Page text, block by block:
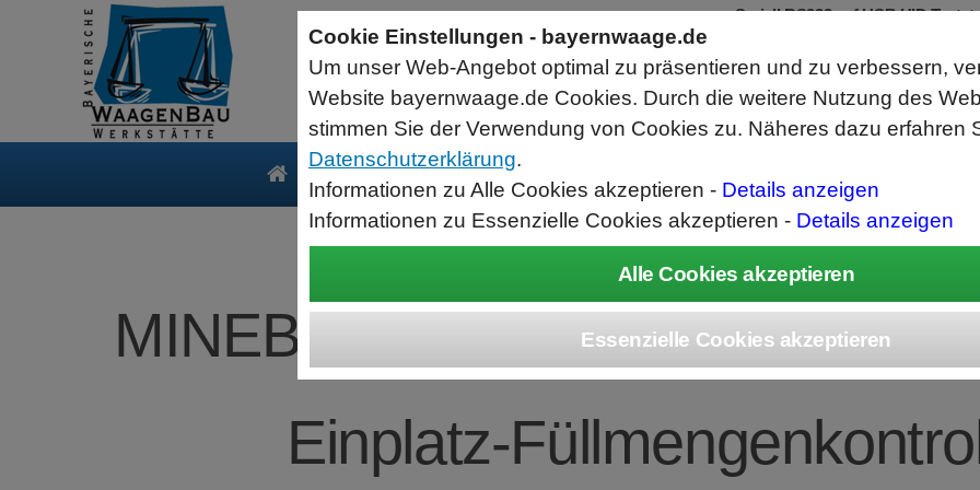
MINEBEA INTEC Combics®
Einplatz-
Produkte Service
Sartorius Feuchtebestimmer MA35
jetzt zum Aktionspreis
Der MA35 ist das Einsteigermodell zur schnellen und
zuverlässigen Bestimmung der Materialfeuchte flüssiger, pastöser
und fester Substanzen mit dem Verfahren der Thermogravimetrie.
Wägebereich: 35 g, Ablesbarkeit: 1 mg
Seriell RS232 auf USB HID
RS232 Daten in Computer
Funktioniert wie eine USB Tastatur,
Verwendet Standard USB Tastatur
Datenbearbeitung vor Ausgabe
Cookie Einstellungen - bayernwaage.de
Um unser Web-Angebot optimal zu präsentieren und zu verbessern,
Website bayernwaage.de Cookies. Durch die weitere Nutzung des
stimmen Sie der Verwendung von Cookies zu. Näheres dazu erfahren
Datenschutzerklärung.
Informationen zu Alle Cookies akzeptieren - Details anzeigen
Informationen zu Essenzielle Cookies akzeptieren - Details anzeigen